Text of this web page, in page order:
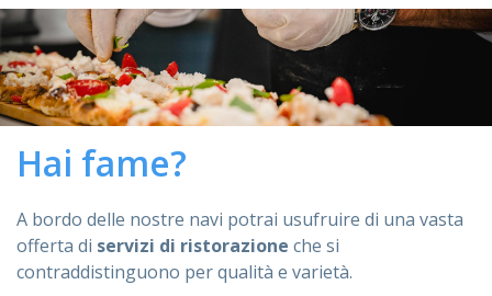
AssistenzaOnline
Assistenza02 76028132
Hai fame?
A bordo delle nostre navi potrai usufruire di una vasta
offerta di servizi di ristorazione che si
contraddistinguono per qualità e varietà.